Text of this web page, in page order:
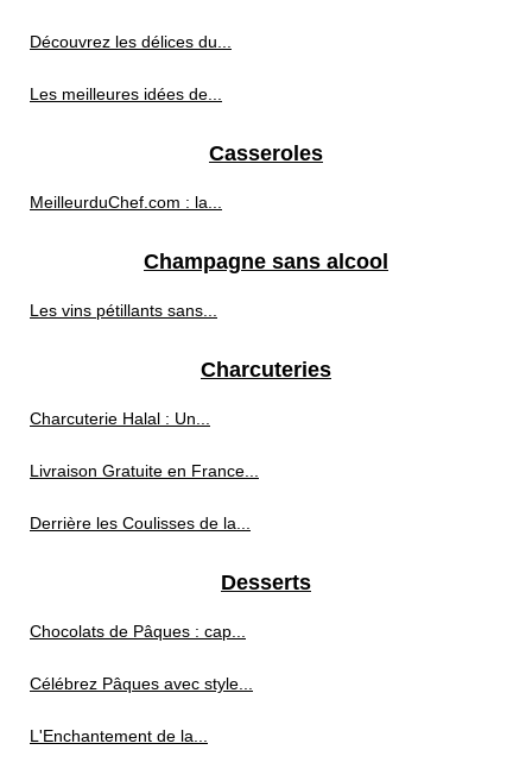
Découvrez les délices du...
Les meilleures idées de...
Casseroles
MeilleurduChef.com : la...
Champagne sans alcool
Les vins pétillants sans...
Charcuteries
Charcuterie Halal : Un...
Livraison Gratuite en France...
Derrière les Coulisses de la...
Desserts
Chocolats de Pâques : cap...
Célébrez Pâques avec style...
L'Enchantement de la...